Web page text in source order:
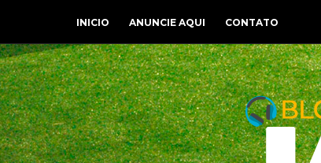
INICIO ANUNCIE AQUI CONTATO